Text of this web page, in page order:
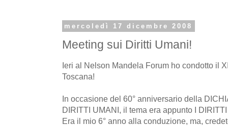
mercoledì 17 dicembre 2008
Meeting sui Diritti Umani!
Ieri al Nelson Mandela Forum ho condotto il
Toscana!
In occasione del 60° anniversario della
DIRITTI UMANI, il tema era appunto I
Era il mio 6° anno alla conduzione, ma,